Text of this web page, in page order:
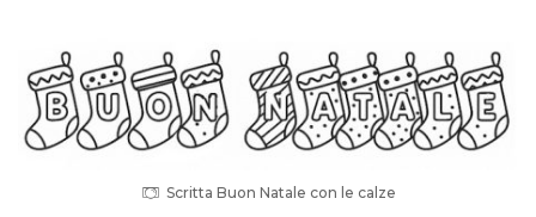
Scritta Buon Natale con le calze